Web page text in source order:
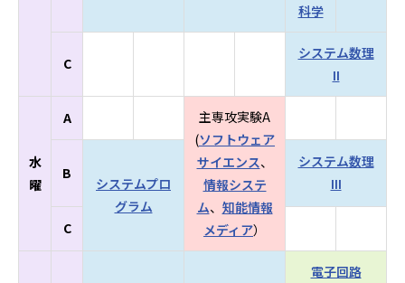
科学
C
システム数理
II
水
曜
A
主専攻実験A
(ソフトウェア
サイエンス、
情報システ
ム、 知能情報
メディア）
B
システムプロ
グラム
システム数理
III
C
電子回路